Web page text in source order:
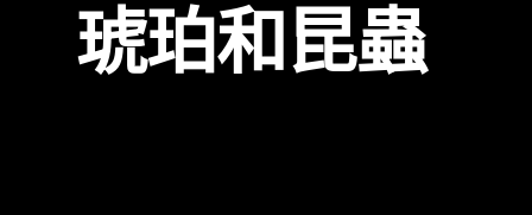
琥珀和昆蟲